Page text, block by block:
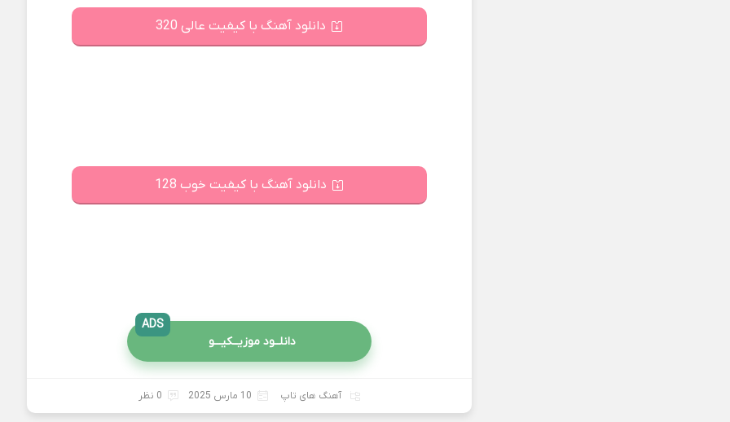
دانلود آهنگ با کیفیت عالی 320
دانلود آهنگ با کیفیت خوب 128
دانلــود موزیــکیـــو
ADS
آهنگ های تاپ 10 مارس 2025 0 نظر